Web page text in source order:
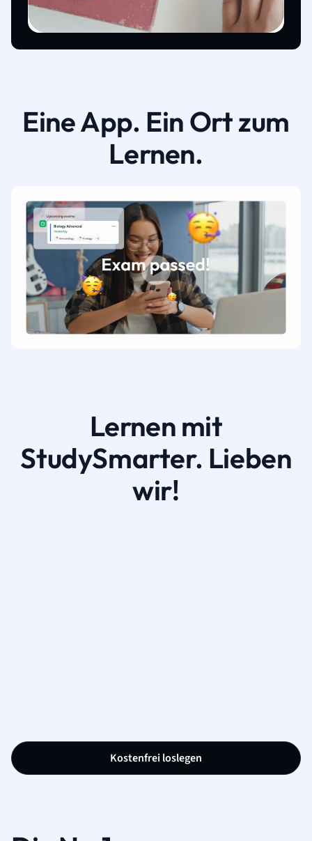
Eine App. Ein Ort zum
Lernen.
Lernen mit
StudySmarter. Lieben
wir!
Kostenfrei loslegen